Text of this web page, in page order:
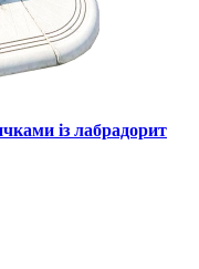
із лабрадорит